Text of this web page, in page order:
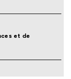
et de